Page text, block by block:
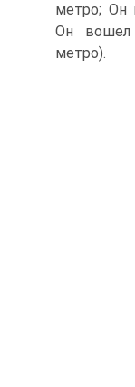
метро; Он
Он
метро).